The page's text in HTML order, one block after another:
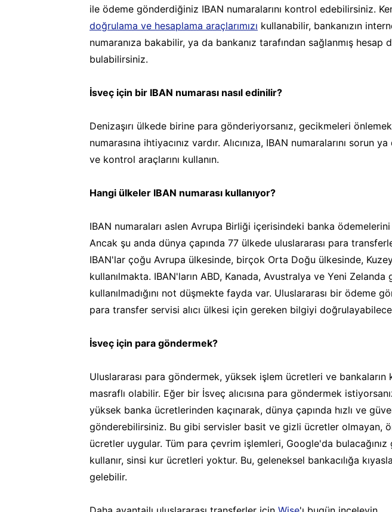
ile ödeme gönderdiğiniz IBAN numaralarını kontrol edebilirsiniz.
doğrulama ve hesaplama araçlarımızı kullanabilir, bankanızın
numaranıza bakabilir, ya da bankanız tarafından sağlanmış
bulabilirsiniz.
İsveç için bir IBAN numarası nasıl edinilir?
Denizaşırı ülkede birine para gönderiyorsanız, gecikmeleri
numarasına ihtiyacınız vardır. Alıcınıza, IBAN numaralarını sorun
ve kontrol araçlarını kullanın.
Hangi ülkeler IBAN numarası kullanıyor?
IBAN numaraları aslen Avrupa Birliği içerisindeki banka
Ancak şu anda dünya çapında 77 ülkede uluslararası para
IBAN'lar çoğu Avrupa ülkesinde, birçok Orta Doğu ülkesinde,
kullanılmakta. IBAN'ların ABD, Kanada, Avustralya ve Yeni
kullanılmadığını not düşmekte fayda var. Uluslararası bir ödeme
para transfer servisi alıcı ülkesi için gereken bilgiyi
İsveç için para göndermek?
Uluslararası para göndermek, yüksek işlem ücretleri ve
masraflı olabilir. Eğer bir İsveç alıcısına para göndermek
yüksek banka ücretlerinden kaçınarak, dünya çapında hızlı ve
gönderebilirsiniz. Bu gibi servisler basit ve gizli ücretler olmayan,
ücretler uygular. Tüm para çevrim işlemleri, Google'da
kullanır, sinsi kur ücretleri yoktur. Bu, geleneksel bankacılığa
gelebilir.